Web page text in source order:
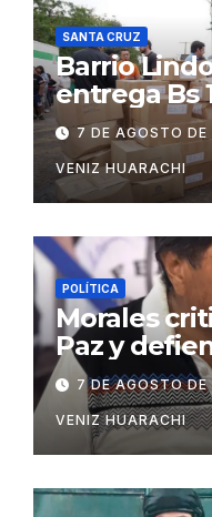
SANTA CRUZ
Barrio
entrega Bs
insumos
7 DE AGOSTO
VENIZ HUARACHI
POLÍTICA
Morales
Paz y
7 DE AGOSTO
VENIZ HUARACHI